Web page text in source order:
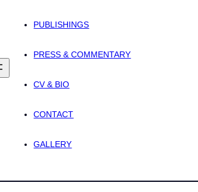
PUBLISHINGS
PRESS & COMMENTARY
CV & BIO
CONTACT
GALLERY